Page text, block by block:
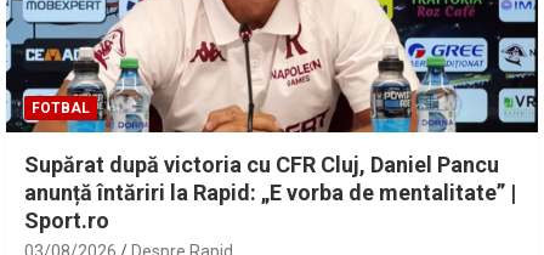
FOTBAL
Supărat după victoria cu CFR Cluj, Daniel Pancu
anunță întăriri la Rapid: „E vorba de mentalitate” |
Sport.ro
03/08/2026 Despre Rapid